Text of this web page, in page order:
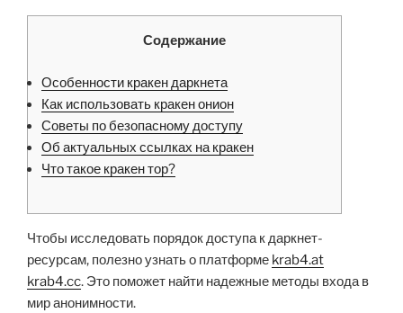
Содержание
Особенности кракен даркнета
Как использовать кракен онион
Советы по безопасному доступу
Об актуальных ссылках на кракен
Что такое кракен тор?
Чтобы исследовать порядок доступа к даркнет-
ресурсам, полезно узнать о платформе krab4.at
krab4.cc. Это поможет найти надежные методы входа в
мир анонимности.